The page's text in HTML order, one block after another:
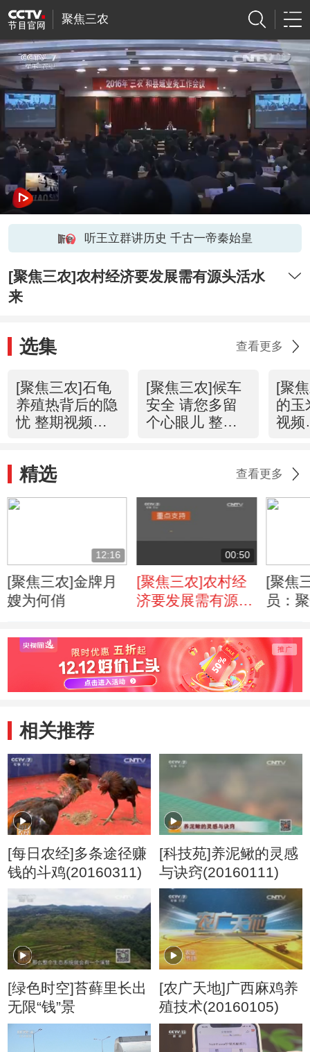
聚焦三农
听王立群讲历史 千古一帝秦始皇
[聚焦三农]农村经济要发展需有源头活水
来
选集 查看更多
[聚焦三农]石龟
养殖热背后的隐
忧 整期视频
[聚焦三农]候车
安全 请您多留
个心眼儿 整期
[聚
的玉
视频
精选 查看更多
12:16
[聚焦三农]金牌月
嫂为何俏
00:50
[聚焦三农]农村经
济要发展需有源头
[聚焦
员：
相关推荐
[每日农经]多条途径赚
钱的斗鸡(20160311)
[科技苑]养泥鳅的灵感
与诀窍(20160111)
[绿色时空]苔藓里长出
无限“钱”景
[农广天地]广西麻鸡养
殖技术(20160105)